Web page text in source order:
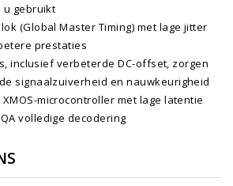
gebruikt
(Global Master Timing) met lage jitter
prestaties
inclusief verbeterde DC-offset, zorgen
signaalzuiverheid en nauwkeurigheid
microcontroller met lage latentie
volledige decodering